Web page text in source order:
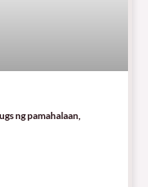
ng pamahalaan,